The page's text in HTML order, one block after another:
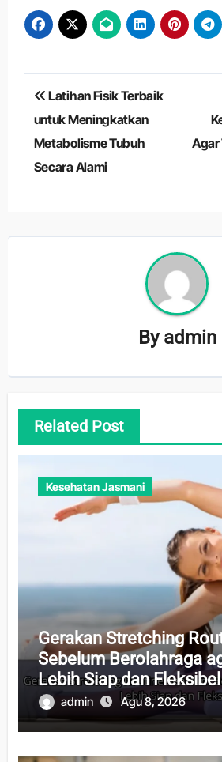
Navigasi
pos
Latihan Fisik Terbaik
untuk Meningkatkan
Metabolisme Tubuh
Secara Alami
Agar
By admin
Related Post
Kesehatan Jasmani
Gerakan Stretching
Sebelum Berolahraga
Lebih Siap dan Fleksibel
admin Agu 8, 2026